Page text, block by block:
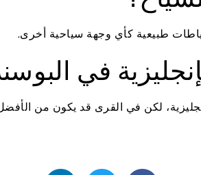
طبيعية كأي وجهة سياحية أخرى.
في
لكن في القرى قد يكون من